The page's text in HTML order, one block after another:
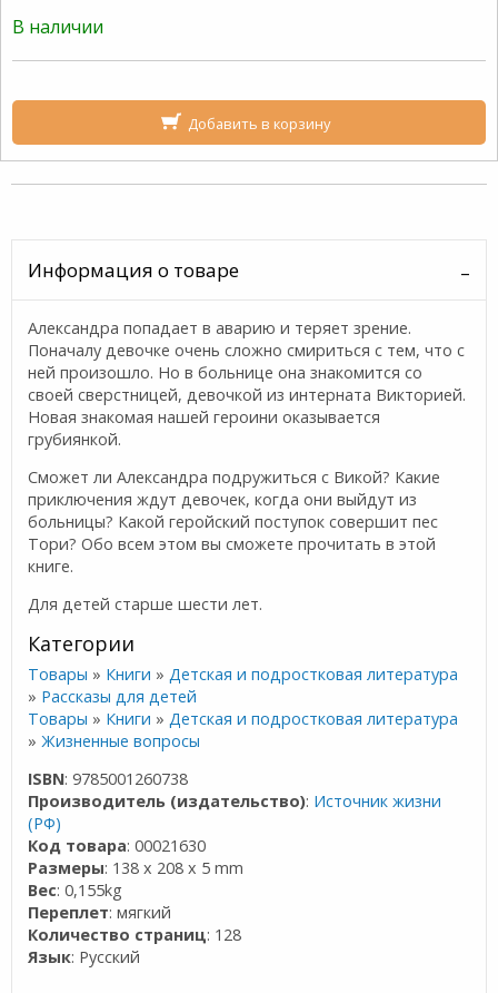
В наличии
Добавить в корзину
Информация о товаре
Александра попадает в аварию и теряет зрение.
Поначалу девочке очень сложно смириться с тем, что с
ней произошло. Но в больнице она знакомится со
своей сверстницей, девочкой из интерната Викторией.
Новая знакомая нашей героини оказывается
грубиянкой.
Сможет ли Александра подружиться с Викой? Какие
приключения ждут девочек, когда они выйдут из
больницы? Какой геройский поступок совершит пес
Тори? Обо всем этом вы сможете прочитать в этой
книге.
Для детей старше шести лет.
Категории
Товары » Книги »Детская и подростковая литература
» Рассказы для детей
Товары » Книги »Детская и подростковая литература
»Жизненные вопросы
ISBN: 9785001260738
Производитель (издательство): Источник жизни
(РФ)
Код товара: 00021630
Размеры: 138 x 208 x 5 mm
Вес: 0,155kg
Переплет: мягкий
Количество страниц: 128
Язык: Русский